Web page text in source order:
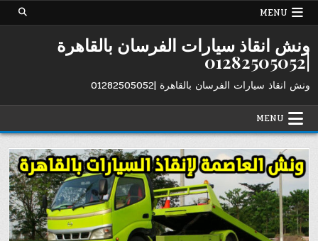
Skip
MENU
ونش انقاذ سيارات الفرسان بالقاهرة
|01282505052
ونش انقاذ سيارات الفرسان بالقاهرة |01282505052
MENU